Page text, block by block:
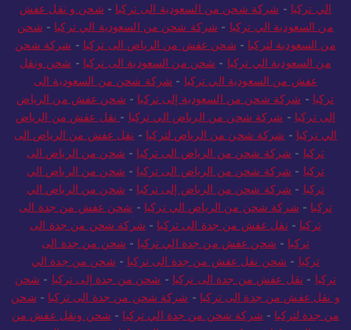
الي تركيا - شركة شحن من السعودية الى تركيا - شحن و نقل عفش
من السعودية الي تركيا - شركة شحن من السعودية الي تركيا - شحن
من السعودية لتركيا - شحن عفش من الرياض الى تركيا - شركة شحن
من السعودية الي تركيا - شحن من السعودية الى تركيا - شحن ونقل
عفش من السعودية الي تركيا - شركة شحن من السعودية الى
تركيا - شركة شحن من السعودية إلى تركيا - شحن عفش من الرياض
الى تركيا - شركة شحن من الرياض الي تركيا - نقل عفش من الرياض
الي تركيا - شركة شحن من الرياض لتركيا - نقل عفش من الرياض الى
تركيا - شركة شحن من الرياض الى تركيا - شحن من الرياض الى
تركيا - شركة شحن من الرياض الى تركيا - شحن من الرياض الي
تركيا - شركة شحن من الرياض إلى تركيا - شحن من الرياض الي
تركيا - شركة شحن من الرياض الي تركيا - شحن عفش من جدة الى
تركيا - نقل عفش من جدة الى تركيا - شركة شحن من جدة الى
تركيا - شحن عفش من جدة الي تركيا - شحن من جدة الى
تركيا - شحن نقل عفش من جدة الى تركيا - شحن من جدة الي
تركيا - نقل عفش من جدة الى تركيا - شحن من جدة إلى تركيا - شحن
و نقل عفش من جدة الى تركيا - شركة شحن من جدة الى تركيا - شحن
من جدة لتركيا - شركة شحن من جدة الي تركيا - شحن ونقل عفش من